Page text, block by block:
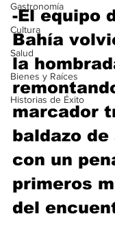
Gastronomía
Cultura
Salud
Bienes y Raíces
Historias de Éxito
-El equipo
Bahía
la
marcador
baldazo
con un
primeros
del